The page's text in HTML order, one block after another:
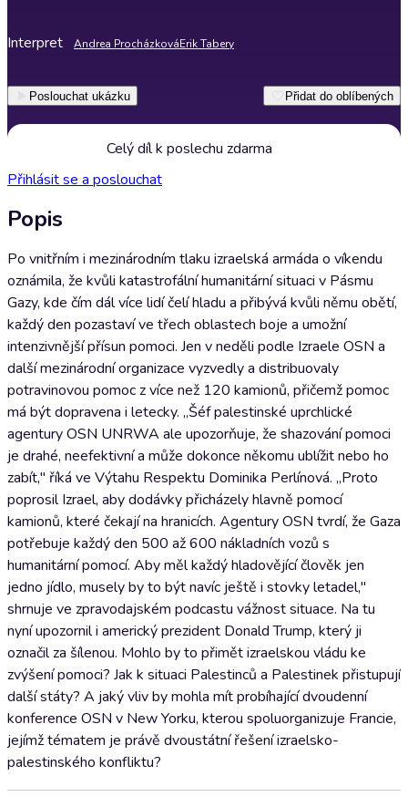
Interpret Andrea ProcházkováErik Tabery
Poslouchat ukázku Přidat do oblíbených
Celý díl k poslechu zdarma
Přihlásit se a poslouchat
Popis
Po vnitřním i mezinárodním tlaku izraelská armáda o víkendu
oznámila, že kvůli katastrofální humanitární situaci v Pásmu
Gazy, kde čím dál více lidí čelí hladu a přibývá kvůli němu obětí,
každý den pozastaví ve třech oblastech boje a umožní
intenzivnější přísun pomoci. Jen v neděli podle Izraele OSN a
další mezinárodní organizace vyzvedly a distribuovaly
potravinovou pomoc z více než 120 kamionů, přičemž pomoc
má být dopravena i letecky. „Šéf palestinské uprchlické
agentury OSN UNRWA ale upozorňuje, že shazování pomoci
je drahé, neefektivní a může dokonce někomu ublížit nebo ho
zabít," říká ve Výtahu Respektu Dominika Perlínová. „Proto
poprosil Izrael, aby dodávky přicházely hlavně pomocí
kamionů, které čekají na hranicích. Agentury OSN tvrdí, že Gaza
potřebuje každý den 500 až 600 nákladních vozů s
humanitární pomocí. Aby měl každý hladovějící člověk jen
jedno jídlo, musely by to být navíc ještě i stovky letadel,"
shrnuje ve zpravodajském podcastu vážnost situace. Na tu
nyní upozornil i americký prezident Donald Trump, který ji
označil za šílenou. Mohlo by to přimět izraelskou vládu ke
zvýšení pomoci? Jak k situaci Palestinců a Palestinek přistupují
další státy? A jaký vliv by mohla mít probíhající dvoudenní
konference OSN v New Yorku, kterou spoluorganizuje Francie,
jejímž tématem je právě dvoustátní řešení izraelsko-
palestinského konfliktu?